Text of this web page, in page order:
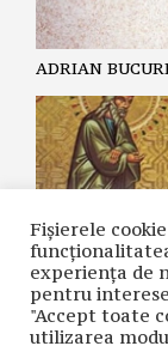
ADRIAN
Fișierele
experienţa de
pentru
"Accept toate
utilizarea